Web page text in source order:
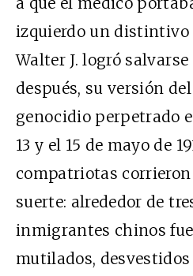
izquierdo un distintivo
Walter J. logró
después, su versión
genocidio perpetrado
13 y el 15 de mayo de
compatriotas
suerte: alrededor de
inmigrantes chinos
mutilados, desvestidos